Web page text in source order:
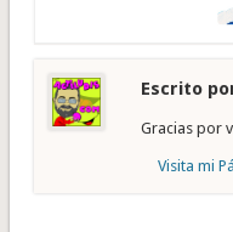
Escrito
Gracias por
Visita mi